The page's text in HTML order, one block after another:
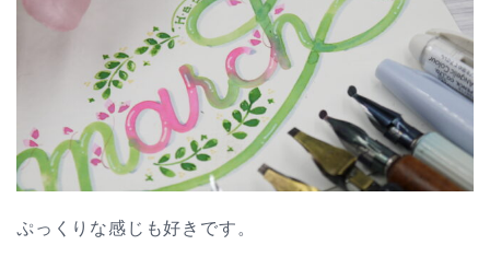
ぷっくりな感じも好きです。